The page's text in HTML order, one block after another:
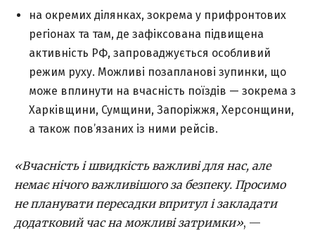
на окремих ділянках, зокрема у прифронтових
регіонах та там, де зафіксована підвищена
активність РФ, запроваджується особливий
режим руху. Можливі позапланові зупинки, що
може вплинути на вчасність поїздів — зокрема з
Харківщини, Сумщини, Запоріжжя, Херсонщини,
а також пов’язаних із ними рейсів.
«Вчасність і швидкість важливі для нас, але
немає нічого важливішого за безпеку. Просимо
не планувати пересадки впритул і закладати
додатковий час на можливі затримки», —